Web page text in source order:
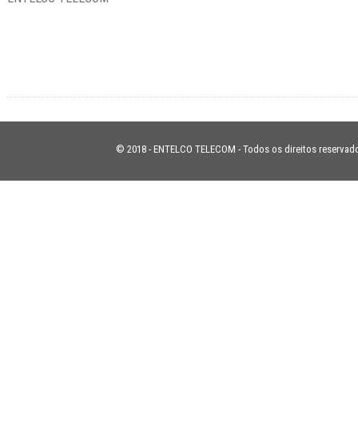
© 2018 - ENTELCO TELECOM - Todos os direitos